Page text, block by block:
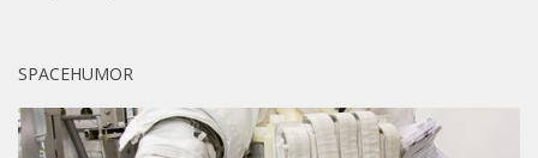
SPACEHUMOR